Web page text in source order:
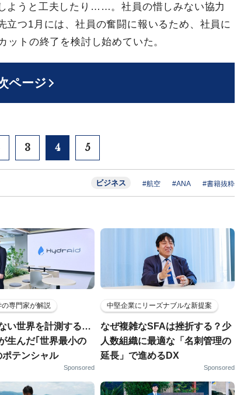
ようと工夫したり……。社員の惜しみない協力
立つ1月には、社員の奮闘に報いるため、社員に
ットの終了を検討し始めていた。
ページ
3 4 5
ビジネス #航空 #ANA #書籍抜粋
専門家が解説
い世界を計測する…
生んだ｢世界最小の
ポテンシャル
Sponsored
中堅企業にリーズナブルな新提案
なぜ複雑なSFAは挫折する？少
人数組織に最適な「名刺管理の
延長」で進めるDX
Sponsored